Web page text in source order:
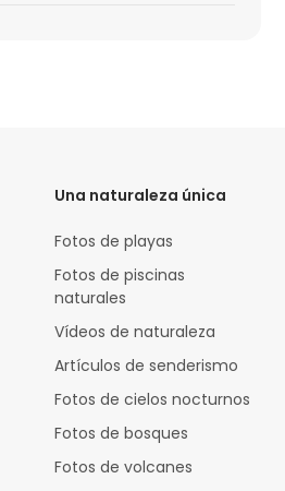
Una naturaleza única
Fotos de playas
Fotos de piscinas
naturales
Vídeos de naturaleza
Artículos de senderismo
Fotos de cielos nocturnos
Fotos de bosques
Fotos de volcanes